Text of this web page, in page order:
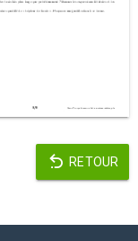
RETOUR